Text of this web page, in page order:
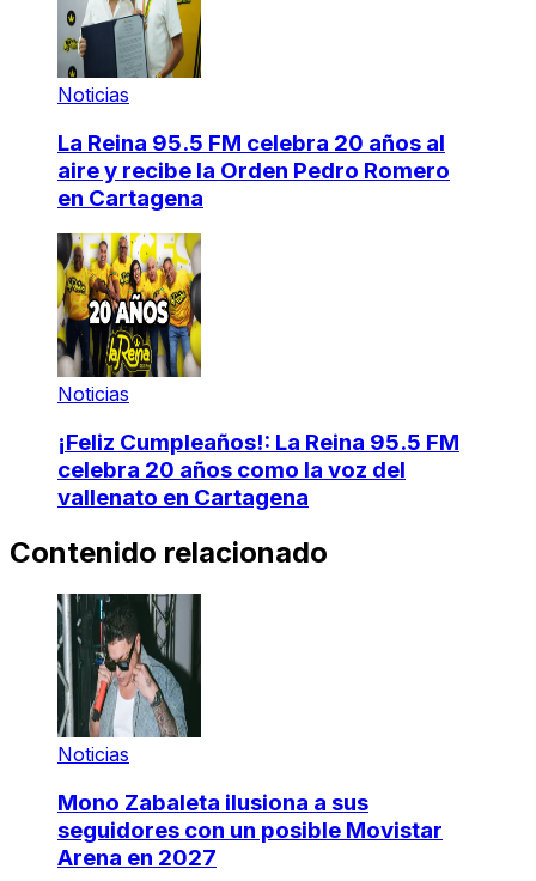
Noticias
La Reina 95.5 FM celebra 20 años al
aire y recibe la Orden Pedro Romero
en Cartagena
Noticias
¡Feliz Cumpleaños!: La Reina 95.5 FM
celebra 20 años como la voz del
vallenato en Cartagena
Contenido relacionado
Noticias
Mono Zabaleta ilusiona a sus
seguidores con un posible Movistar
Arena en 2027